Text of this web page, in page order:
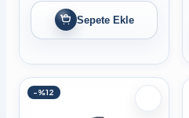
Sepete Ekle
-%12